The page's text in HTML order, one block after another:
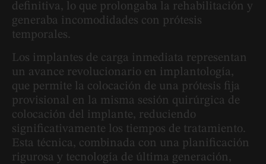
definitiva, lo que prolongaba la rehabilitación y
generaba incomodidades con prótesis
temporales.
Los implantes de carga inmediata representan
un avance revolucionario en implantología,
que permite la colocación de una prótesis fija
provisional en la misma sesión quirúrgica de
colocación del implante, reduciendo
significativamente los tiempos de tratamiento.
Esta técnica, combinada con una planificación
rigurosa y tecnología de última generación,